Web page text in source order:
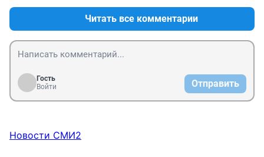
Читать все комментарии
Гость
Войти
Отправить
Новости СМИ2